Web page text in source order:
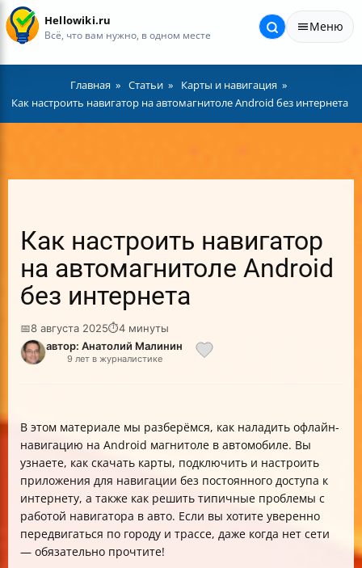
Hellowiki.ru
Всё, что вам нужно, в одном месте
Меню
Главная Статьи
Карты и навигация
Как настроить навигатор на автомагнитоле Android без интернета
Как настроить навигатор
на автомагнитоле Android
без интернета
📅8 августа 2025⏱4 минуты
автор: Анатолий Малинин
9 лет в журналистике
В этом материале мы разберёмся, как наладить офлайн-
навигацию на Android магнитоле в автомобиле. Вы
узнаете, как скачать карты, подключить и настроить
приложения для навигации без постоянного доступа к
интернету, а также как решить типичные проблемы с
работой навигатора в авто. Если вы хотите уверенно
передвигаться по городу и трассе, даже когда нет сети
— обязательно прочтите!